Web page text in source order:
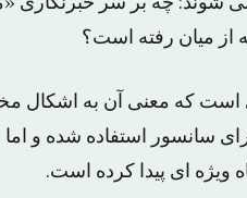
از میان رفته است؟
است که معنی آن به اشکال
سانسور استفاده شده و
ویژه ای پیدا کرده است.